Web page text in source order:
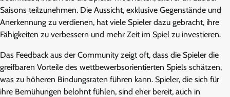
Saisons teilzunehmen. Die Aussicht, exklusive Gegenstände und
Anerkennung zu verdienen, hat viele Spieler dazu gebracht, ihre
Fähigkeiten zu verbessern und mehr Zeit im Spiel zu investieren.
Das Feedback aus der Community zeigt oft, dass die Spieler die
greifbaren Vorteile des wettbewerbsorientierten Spiels schätzen,
was zu höheren Bindungsraten führen kann. Spieler, die sich für
ihre Bemühungen belohnt fühlen, sind eher bereit, auch in